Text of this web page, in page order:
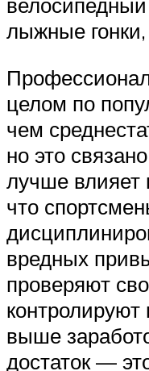
лыжные
целом по
чем
но это
лучше влияет
что
вредных
проверяют
выше
достаток —